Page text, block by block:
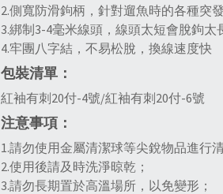
2.側寬防滑鉤柄，針對遛魚時的各種突
3.綁制3-4毫米線頭，線頭太短會脫鉤太
4.牢團八字結，不易松脫，換線速度快
包裝清單：
紅袖有刺20付-4號/紅袖有刺20付-6號
注意事項：
1.請勿使用金屬清潔球等尖銳物品進行清
2.使用後請及時洗淨晾乾；
3.請勿長期置於高溫場所，以免變形；